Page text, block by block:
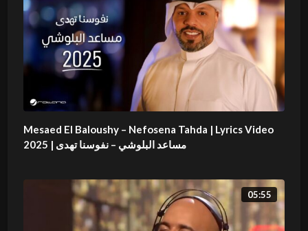
Mesaed El Baloushy – Nefosena Tahda | Lyrics Video
2025 | مساعد البلوشي – نفوسنا تهدى
05:55